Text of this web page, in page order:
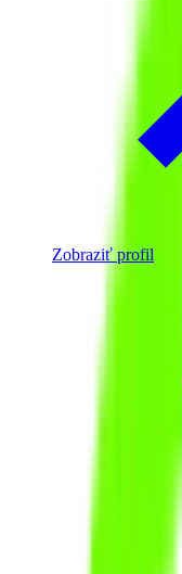
Zobraziť profil